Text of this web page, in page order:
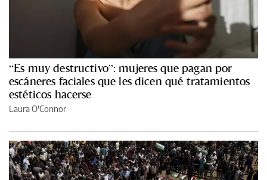
“Es muy destructivo”: mujeres que pagan por
escáneres faciales que les dicen qué tratamientos
estéticos hacerse
Laura O'Connor